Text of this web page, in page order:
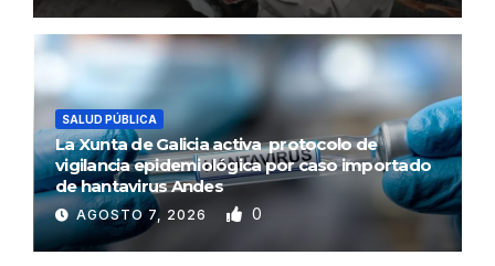
SALUD PÚBLICA
La Xunta de Galicia activa protocolo de
vigilancia epidemiológica por caso importado
de hantavirus Andes
AGOSTO 7, 2026 0